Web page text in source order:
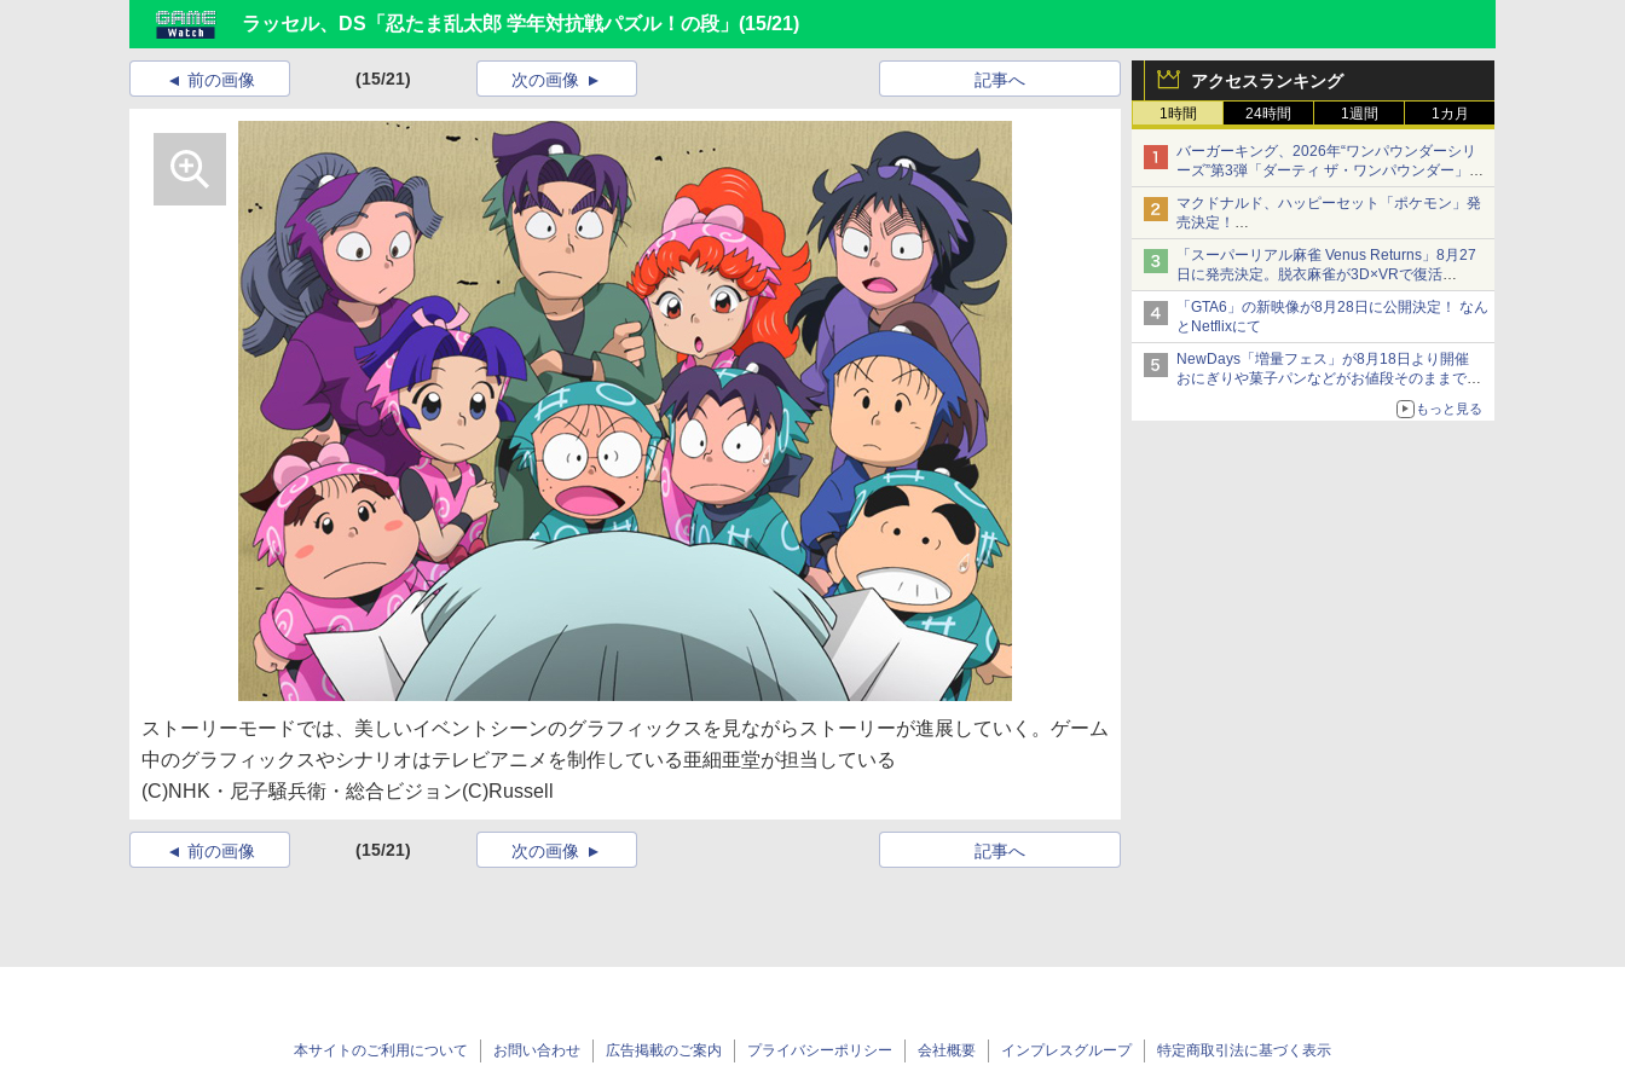
ラッセル、DS「忍たま乱太郎 学年対抗戦パズル！の段」 (15/21)
アクセスランキング
1時間 24時間 1週間 1カ月
バーガーキング、2026年“ワンパウンダーシリ
ーズ”第3弾「ダーティ ザ・ワンパウンダー」を
8月7日発売
「特製ガーリックマヨソース」を使用した超大
型チーズバーガー
マクドナルド、ハッピーセット「ポケモン」発
売決定！
ポケモン30周年記念で30匹が大集合
「スーパーリアル麻雀 Venus Returns」8月27
日に発売決定。脱衣麻雀が3D×VRで復活
発売から2週間は20%オフになるセールが実施
「GTA6」の新映像が8月28日に公開決定！ なん
とNetflixにて
NewDays「増量フェス」が8月18日より開催
おにぎりや菓子パンなどがお値段そのままで最
もっと見る
前の画像 (15/21) 記事へ
次の画像
ストーリーモードでは、美しいイベントシーンのグラフィックスを見ながらストーリーが進展していく。ゲーム
中のグラフィックスやシナリオはテレビアニメを制作している亜細亜堂が担当している
(C)NHK・尼子騒兵衛・総合ビジョン(C)Russell
前の画像 (15/21) 記事へ
次の画像
本サイトのご利用について お問い合わせ 広告掲載のご案内 プライバシーポリシー 会社概要 インプレスグループ 特定商取引法に基づく表示